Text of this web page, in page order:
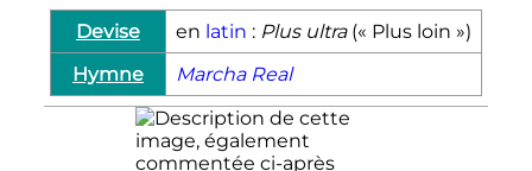
Devise en latin : Plus ultra (« Plus loin »)
Hymne
Marcha Real